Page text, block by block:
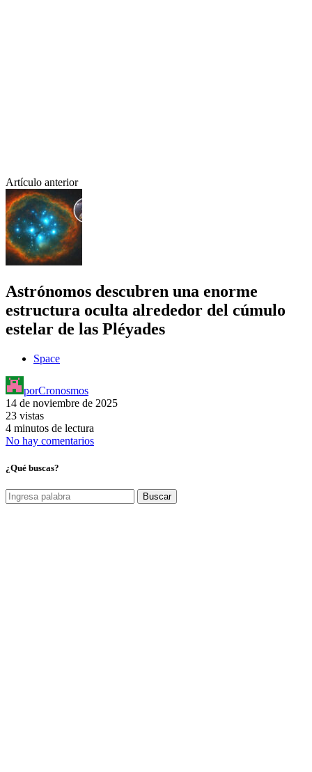
Artículo anterior
Astrónomos descubren una enorme
estructura oculta alrededor del cúmulo
estelar de las Pléyades
Space
porCronosmos
14 de noviembre de 2025
23 vistas
4 minutos de lectura
No hay comentarios
¿Qué buscas?
Buscar